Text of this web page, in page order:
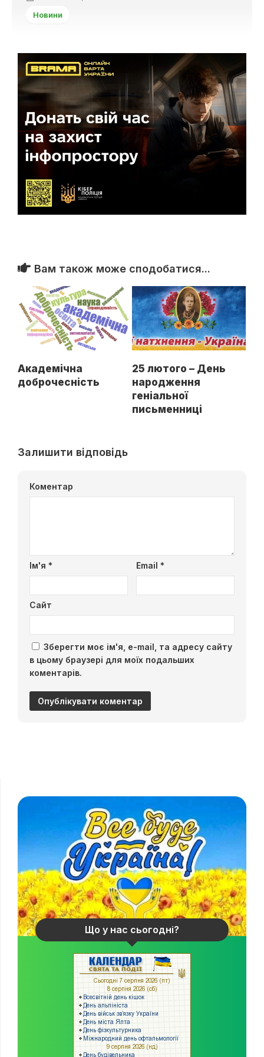
Новини
Вам також може сподобатися...
Академічна
доброчесність
25 лютого – День
народження
геніальної
письменниці
Залишити відповідь
Коментар
Ім'я * Email *
Сайт
Зберегти моє ім'я, e-mail, та адресу сайту
в цьому браузері для моїх подальших
коментарів.
Що у нас сьогодні?